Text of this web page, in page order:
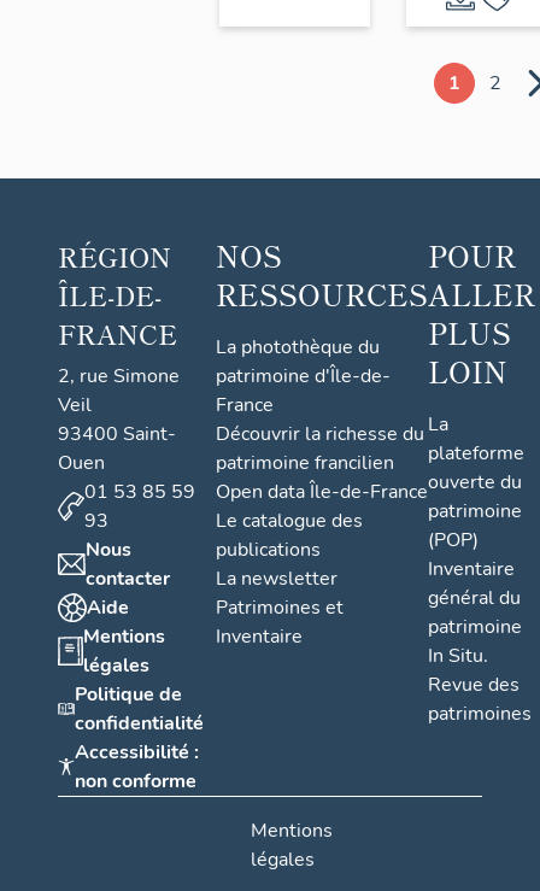
1 2
RÉGION
ÎLE-DE-
FRANCE
2, rue Simone
Veil
93400 Saint-
Ouen
01 53 85 59
93
Nous
contacter
Aide
Mentions
légales
Politique de
confidentialité
Accessibilité :
non conforme
NOS
RESSOURCES
La photothèque du
patrimoine d'Île-de-
France
Découvrir la richesse du
patrimoine francilien
Open data Île-de-France
Le catalogue des
publications
La newsletter
Patrimoines et
Inventaire
POUR
ALLER
PLUS
LOIN
La
plateforme
ouverte du
patrimoine
(POP)
Inventaire
général du
patrimoine
In Situ.
Revue des
patrimoines
Mentions
légales